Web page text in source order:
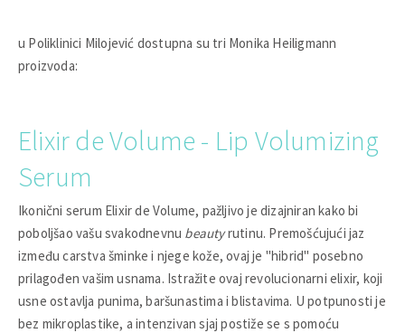
u Poliklinici Milojević dostupna su tri Monika Heiligmann
proizvoda:
Elixir de Volume - Lip Volumizing
Serum
Ikonični serum Elixir de Volume, pažljivo je dizajniran kako bi
poboljšao vašu svakodnevnu beautyrutinu. Premošćujući jaz
između carstva šminke i njege kože, ovaj je "hibrid" posebno
prilagođen vašim usnama. Istražite ovaj revolucionarni elixir, koji
usne ostavlja punima, baršunastima i blistavima. U potpunosti je
bez mikroplastike, a intenzivan sjaj postiže se s pomoću